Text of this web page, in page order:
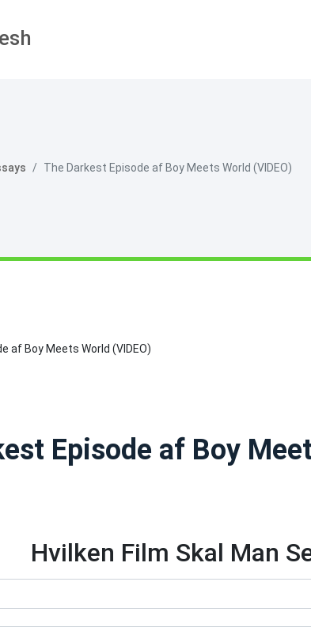
The Darkest Episode af Boy Meets World (VIDEO)
Episode af Boy
Hvilken Film Skal Man